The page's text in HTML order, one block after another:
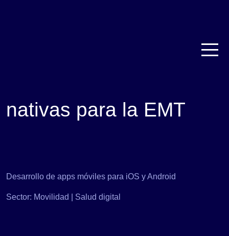
nativas para la EMT
Desarrollo de apps móviles para iOS y Android
Sector: Movilidad | Salud digital